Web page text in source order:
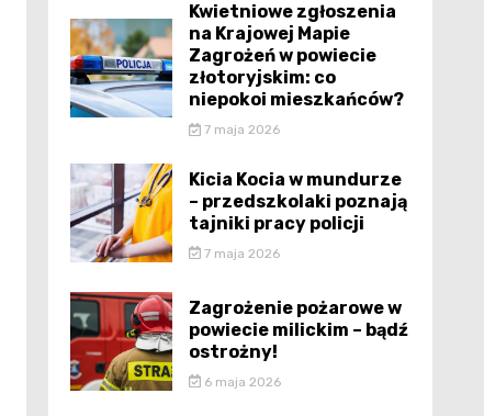
Kwietniowe zgłoszenia
na Krajowej Mapie
Zagrożeń w powiecie
złotoryjskim: co
niepokoi mieszkańców?
7 maja 2026
Kicia Kocia w mundurze
– przedszkolaki poznają
tajniki pracy policji
7 maja 2026
Zagrożenie pożarowe w
powiecie milickim – bądź
ostrożny!
6 maja 2026